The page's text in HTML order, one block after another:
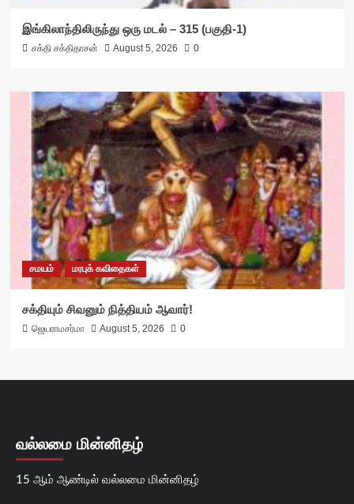
இங்கிலாந்திலிருந்து ஒரு மடல் – 315 (பகுதி-1)
சக்தி சக்திதாசன் August 5, 2026 0
சமயம் மரபுக் கவிதைகள்
சக்தியும் சிவனும் நித்தியம் ஆவார்!
ஜெயராமசர்மா August 5, 2026 0
வல்லமை மின்னிதழ்
15 ஆம் ஆண்டில் வல்லமை மின்னிதழ்